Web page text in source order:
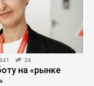
34
на «рынке